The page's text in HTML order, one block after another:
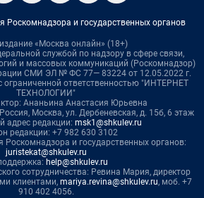
Роскомнадзора и государственных органов
«Москва онлайн» (18+)
службой по надзору в сфере связи,
и массовых коммуникаций (Роскомнадзор)
СМИ ЭЛ № ФС 77— 83224 от 12.05.2022 г.
ограниченной ответственностью "ИНТЕРНЕТ
ТЕХНОЛОГИИ"
Ананьина Анастасия Юрьевна
Москва, ул. Дербеневская, д. 15б, 6 этаж
адрес редакции: msk1@shkulev.ru
редакции: +7 982 630 3102
Роскомнадзора и государственных органов:
juristekat@shkulev.ru
help@shkulev.ru
сотрудничества: Ревина Мария, директор
клиентами, mariya.revina@shkulev.ru, моб. +7
910 402 4056.